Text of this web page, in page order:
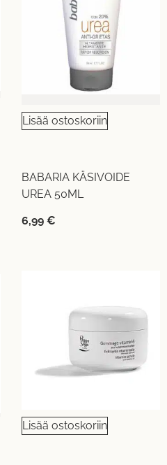
Lisää ostoskoriin
BABARIA KÄSIVOIDE
UREA 50ML
6,99 €
Lisää ostoskoriin